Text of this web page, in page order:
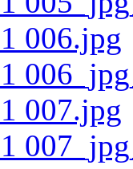
006.jpg
007.jpg